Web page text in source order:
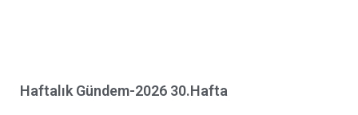
Haftalık Gündem-2026 30.Hafta